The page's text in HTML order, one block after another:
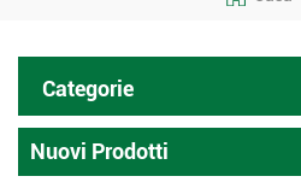
Categorie
Nuovi Prodotti